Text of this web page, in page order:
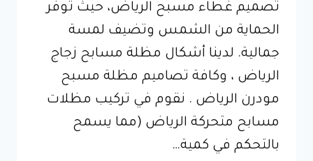
تصميم غطاء مسبح الرياض، حيث توفر
الحماية من الشمس وتضيف لمسة
جمالية. لدينا أشكال مظلة مسابح زجاج
الرياض ، وكافة تصاميم مظلة مسبح
مودرن الرياض . نقوم في تركيب مظلات
مسابح متحركة الرياض (مما يسمح
بالتحكم في كمية…